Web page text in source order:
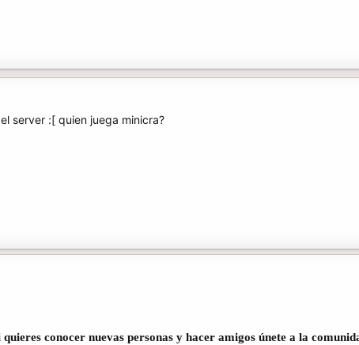
server :[ quien juega minicra?
conocer nuevas personas y hacer amigos únete a la